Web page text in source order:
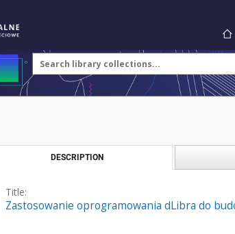
DESCRIPTION
Title:
Zastosowanie oprogramowania dLibra do